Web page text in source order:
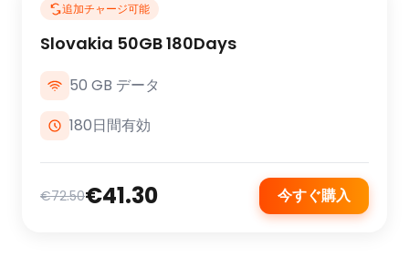
追加チャージ可能
Slovakia 50GB 180Days
50 GB データ
180日間有効
€72.50€41.30 今すぐ購入